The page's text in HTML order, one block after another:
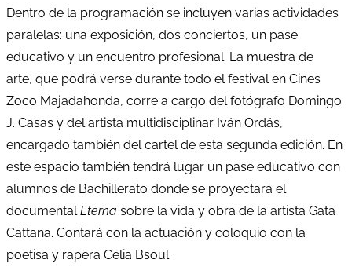
Dentro de la programación se incluyen varias actividades
paralelas: una exposición, dos conciertos, un pase
educativo y un encuentro profesional. La muestra de
arte, que podrá verse durante todo el festival en Cines
Zoco Majadahonda, corre a cargo del fotógrafo Domingo
J. Casas y del artista multidisciplinar Iván Ordás,
encargado también del cartel de esta segunda edición. En
este espacio también tendrá lugar un pase educativo con
alumnos de Bachillerato donde se proyectará el
documentalEterna sobre la vida y obra de la artista Gata
Cattana. Contará con la actuación y coloquio con la
poetisa y rapera Celia Bsoul.